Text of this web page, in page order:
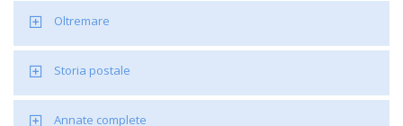
Oltremare
Storia postale
Annate complete